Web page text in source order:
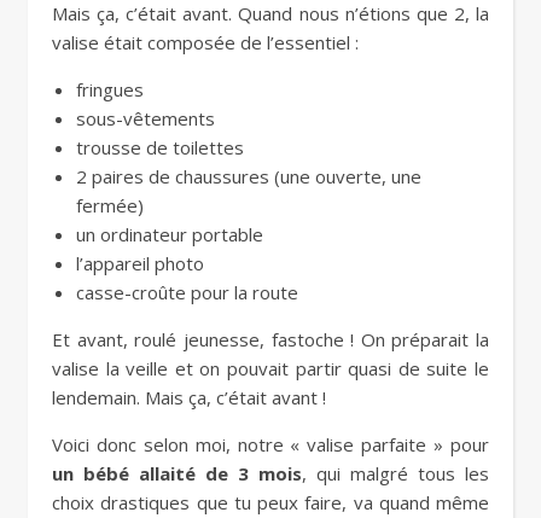
Mais ça, c’était avant. Quand nous n’étions que 2, la
valise était composée de l’essentiel :
fringues
sous-vêtements
trousse de toilettes
2 paires de chaussures (une ouverte, une
fermée)
un ordinateur portable
l’appareil photo
casse-croûte pour la route
Et avant, roulé jeunesse, fastoche ! On préparait la
valise la veille et on pouvait partir quasi de suite le
lendemain. Mais ça, c’était avant !
Voici donc selon moi, notre « valise parfaite » pour
un bébé allaité de 3 mois, qui malgré tous les
choix drastiques que tu peux faire, va quand même